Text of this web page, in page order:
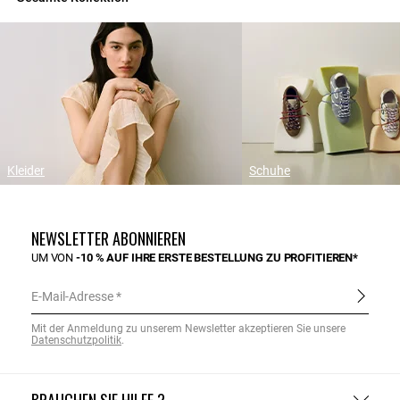
Kleider Schuhe
NEWSLETTER ABONNIEREN
UM VON-10 % AUF IHRE ERSTE BESTELLUNG ZU PROFITIEREN*
E-Mail-Adresse
Mit der Anmeldung zu unserem Newsletter akzeptieren Sie unsere
Datenschutzpolitik.